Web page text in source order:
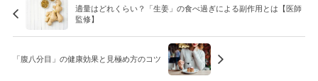
適量はどれくらい？「生姜」の食べ過ぎによる副作用とは【医師
監修】
「腹八分目」の健康効果と見極め方のコツ